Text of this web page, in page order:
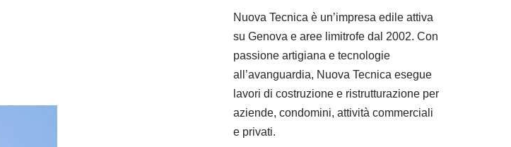
Nuova Tecnica è un’impresa edile attiva
su Genova e aree limitrofe dal 2002. Con
passione artigiana e tecnologie
all’avanguardia, Nuova Tecnica esegue
lavori di costruzione e ristrutturazione per
aziende, condomini, attività commerciali
e privati.